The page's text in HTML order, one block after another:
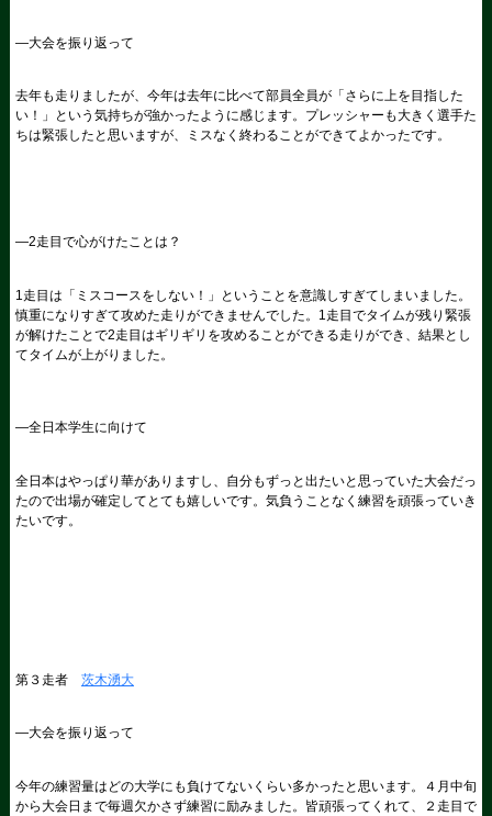
―大会を振り返って
去年も走りましたが、今年は去年に比べて部員全員が「さらに上を目指した
い！」という気持ちが強かったように感じます。プレッシャーも大きく選手た
ちは緊張したと思いますが、ミスなく終わることができてよかったです。
―2走目で心がけたことは？
1 走目は「ミスコースをしない！」ということを意識しすぎてしまいました。
慎重になりすぎて攻めた走りができませんでした。 1 走目でタイムが残り緊張
が解けたことで2走目はギリギリを攻めることができる走りができ、結果とし
てタイムが上がりました。
―全日本学生に向けて
全日本はやっぱり華がありますし、自分もずっと出たいと思っていた大会だっ
たので出場が確定してとても嬉しいです。気負うことなく練習を頑張っていき
たいです。
第３走者 茨木湧大
―大会を振り返って
今年の練習量はどの大学にも負けてないくらい多かったと思います。４月中旬
から大会日まで毎週欠かさず練習に励みました。皆頑張ってくれて、２走目で